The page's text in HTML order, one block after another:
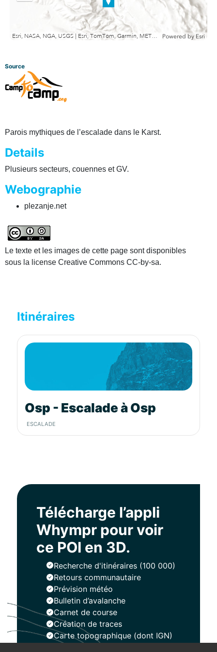
Esri, NASA, NGA, USGS | Esri, TomTom, Garmin, METI/NASA, USGS Powered by Esri
Source
Parois mythiques de l’escalade dans le Karst.
Details
Plusieurs secteurs, couennes et GV.
Webographie
plezanje.net
Le texte et les images de cette page sont disponibles
sous la license Creative Commons CC-by-sa.
Itinéraires
Osp - Escalade à Osp
ESCALADE
Télécharge l’appli
Whympr pour voir
ce POI en 3D.
Recherche d'itinéraires (100 000)
Retours communautaire
Prévision météo
Bulletin d’avalanche
Carnet de course
Création de traces
Carte topographique (dont IGN)